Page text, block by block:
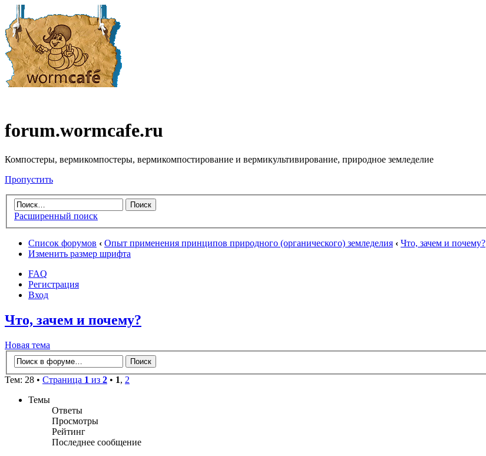
forum.wormcafe.ru
Компостеры, вермикомпостеры, вермикомпостирование и вермикультивирование, природное земледелие
Пропустить
Расширенный поиск
Список форумов ‹ Опыт применения принципов природного (органического) земледелия ‹ Что, зачем и почему?
Изменить размер шрифта
FAQ
Регистрация
Вход
Что, зачем и почему?
Новая тема
Тем: 28 • Страница 1 из 2 • 1, 2
Темы
Ответы
Просмотры
Рейтинг
Последнее сообщение